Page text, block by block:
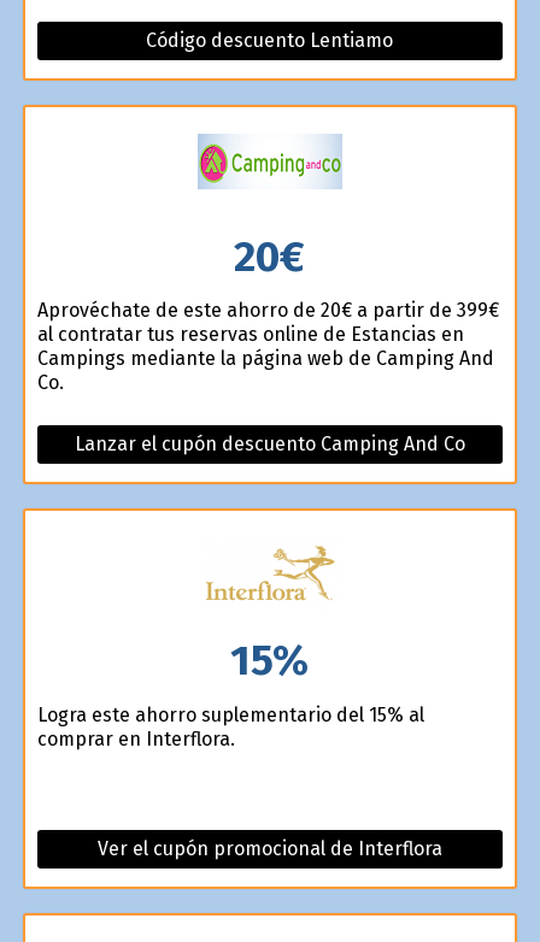
Código descuento Lentiamo
20€
Aprovéchate de este ahorro de 20€ a partir de 399€
al contratar tus reservas online de Estancias en
Campings mediante la página web de Camping And
Co.
Lanzar el cupón descuento Camping And Co
15%
Logra este ahorro suplementario del 15% al
comprar en Interflora.
Ver el cupón promocional de Interflora